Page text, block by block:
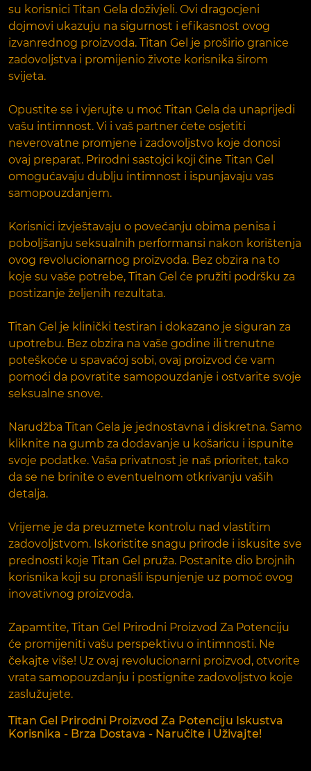
su korisnici Titan Gela doživjeli. Ovi dragocjeni
dojmovi ukazuju na sigurnost i efikasnost ovog
izvanrednog proizvoda. Titan Gel je proširio granice
zadovoljstva i promijenio živote korisnika širom
svijeta.
Opustite se i vjerujte u moć Titan Gela da unaprijedi
vašu intimnost. Vi i vaš partner ćete osjetiti
neverovatne promjene i zadovoljstvo koje donosi
ovaj preparat. Prirodni sastojci koji čine Titan Gel
omogućavaju dublju intimnost i ispunjavaju vas
samopouzdanjem.
Korisnici izvještavaju o povećanju obima penisa i
poboljšanju seksualnih performansi nakon korištenja
ovog revolucionarnog proizvoda. Bez obzira na to
koje su vaše potrebe, Titan Gel će pružiti podršku za
postizanje željenih rezultata.
Titan Gel je klinički testiran i dokazano je siguran za
upotrebu. Bez obzira na vaše godine ili trenutne
poteškoće u spavaćoj sobi, ovaj proizvod će vam
pomoći da povratite samopouzdanje i ostvarite svoje
seksualne snove.
Narudžba Titan Gela je jednostavna i diskretna. Samo
kliknite na gumb za dodavanje u košaricu i ispunite
svoje podatke. Vaša privatnost je naš prioritet, tako
da se ne brinite o eventuelnom otkrivanju vaših
detalja.
Vrijeme je da preuzmete kontrolu nad vlastitim
zadovoljstvom. Iskoristite snagu prirode i iskusite sve
prednosti koje Titan Gel pruža. Postanite dio brojnih
korisnika koji su pronašli ispunjenje uz pomoć ovog
inovativnog proizvoda.
Zapamtite, Titan Gel Prirodni Proizvod Za Potenciju
će promijeniti vašu perspektivu o intimnosti. Ne
čekajte više! Uz ovaj revolucionarni proizvod, otvorite
vrata samopouzdanju i postignite zadovoljstvo koje
zaslužujete.
Titan Gel Prirodni Proizvod Za Potenciju Iskustva
Korisnika - Brza Dostava - Naručite i Uživajte!